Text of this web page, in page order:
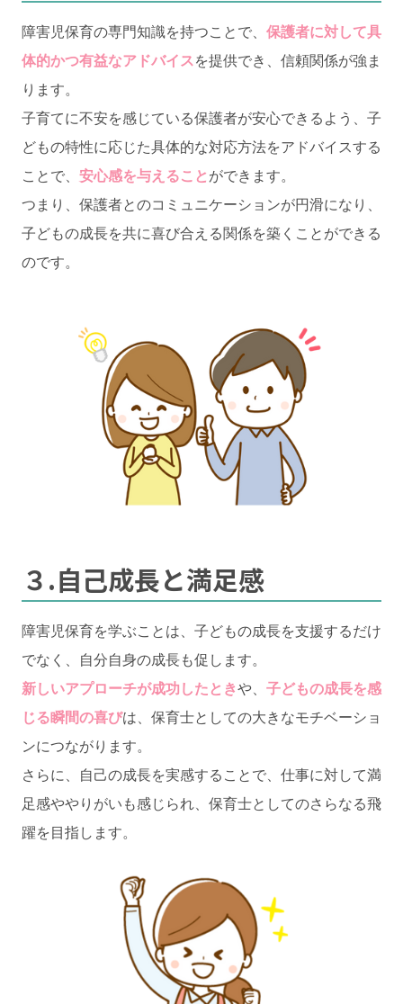
障害児保育の専門知識を持つことで、 保護者に対して具
体的かつ有益なアドバイスを提供でき、信頼関係が強ま
ります。
子育てに不安を感じている保護者が安心できるよう、子
どもの特性に応じた具体的な対応方法をアドバイスする
ことで、 安心感を与えることができます。
つまり、保護者とのコミュニケーションが円滑になり、
子どもの成長を共に喜び合える関係を築くことができる
のです。
３.自己成長と満足感
障害児保育を学ぶことは、子どもの成長を支援するだけ
でなく、自分自身の成長も促します。
新しいアプローチが成功したときや、 子どもの成長を感
じる瞬間の喜びは、保育士としての大きなモチベーショ
ンにつながります。
さらに、自己の成長を実感することで、仕事に対して満
足感ややりがいも感じられ、保育士としてのさらなる飛
躍を目指します。